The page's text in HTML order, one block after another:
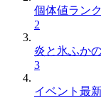
個体値ラン
2
炎と氷ふか
3
イベント最